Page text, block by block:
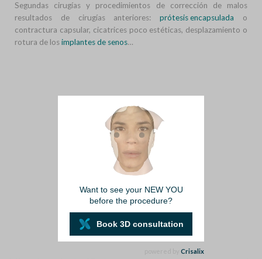
Segundas cirugías y procedimientos de corrección de malos
resultados de cirugías anteriores:prótesis encapsulada o
contractura capsular, cicatrices poco estéticas, desplazamiento o
rotura de losimplantes de senos…
Crisalix
Want to see your NEW YOU
before the procedure?
Book 3D consultation